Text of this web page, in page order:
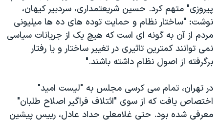
پیروزی" متهم کرد. حسین شریعتمداری، سردبیر کیهان،
نوشت: "ساختار نظام و حمایت توده های ده ها میلیونی
مردم از آن به گونه ای است که هیچ یک از جریانات سیاسی
نمی توانند کمترین تاثیری در تغییر ساختار و یا رفتار
برگرفته از اصول نظام داشته باشند."
در تهران، تمام سی کرسی مجلس به "لیست امید"
اختصاص یافت که از سوی "ائتلاف فراگیر اصلاح طلبان"
معرفی شده بود. حتی غلامعلی حداد عادل، رییس پیشین